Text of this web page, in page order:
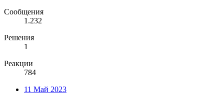
Сообщения
1.232
Решения
1
Реакции
784
11 Май 2023